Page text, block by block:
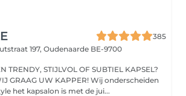
385
197, Oudenaarde BE-9700
TRENDY, STIJLVOL OF SUBTIEL KAPSEL?
GRAAG UW KAPPER! Wij onderscheiden
het kapsalon is met de jui...